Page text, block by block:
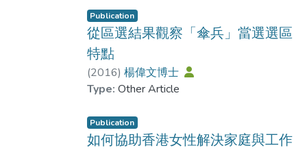
港作為小型開放經濟體發展科創的先天不
足。
Publication
從區選結果觀察「傘兵」當選選區
特點
(2016) 楊偉文博士
Type: Other Article
Publication
如何協助香港女性解決家庭與工作